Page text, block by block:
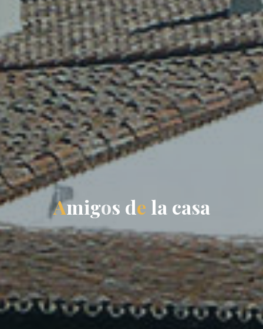
Amigos de la casa